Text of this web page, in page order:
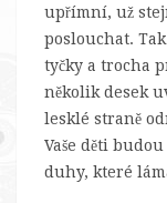
upřímní, už
poslouchat.
tyčky a trocha
několik desek
lesklé straně
Vaše děti
duhy, které